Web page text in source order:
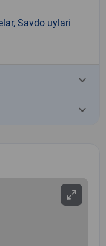
Savdo uylari
keyboard_arrow_down
keyboard_arrow_down